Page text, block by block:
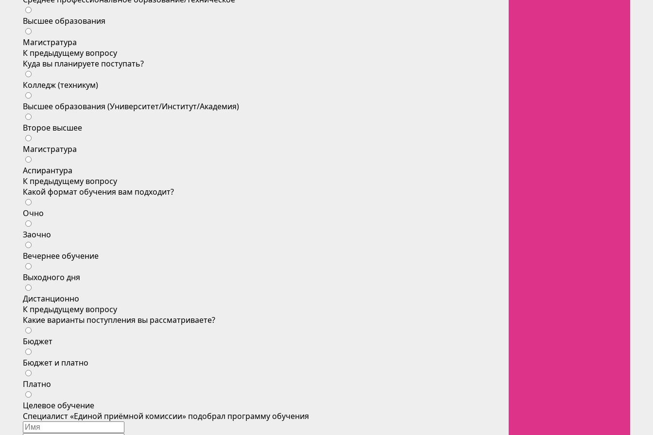
Высшее образования
Магистратура
К предыдущему вопросу
Куда вы планируете поступать?
Колледж (техникум)
Высшее образования (Университет/Институт/Академия)
Второе высшее
Магистратура
Аспирантура
К предыдущему вопросу
Какой формат обучения вам подходит?
Очно
Заочно
Вечернее обучение
Выходного дня
Дистанционно
К предыдущему вопросу
Какие варианты поступления вы рассматриваете?
Бюджет
Бюджет и платно
Платно
Целевое обучение
Специалист «Единой приёмной комиссии» подобрал программу обучения